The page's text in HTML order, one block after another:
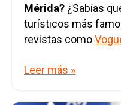
Mérida? ¿Sabías
turísticos más
revistas como
Leer más »